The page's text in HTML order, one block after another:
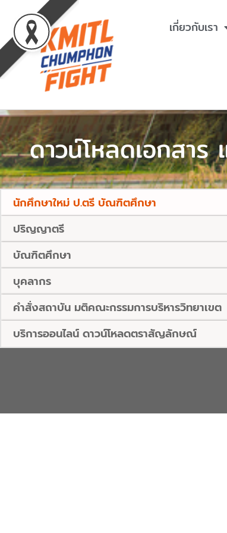
content
เกี่ยวกับเรา
ดาวน์โหลดเอกสา
นักศึกษาใหม่ ป.ตรี บัณฑิตศึกษา
ปริญญาตรี
บัณฑิตศึกษา
บุคลากร
คำสั่งสถาบัน มติคณะกรรมการบริหารวิทยาเขต
บริการออนไลน์ ดาวน์โหลดตราสัญลักษณ์